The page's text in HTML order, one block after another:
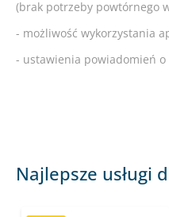
Najlepsze usługi
(brak potrzeby powtórnego
- możliwość wykorzystania
- ustawienia powiadomień